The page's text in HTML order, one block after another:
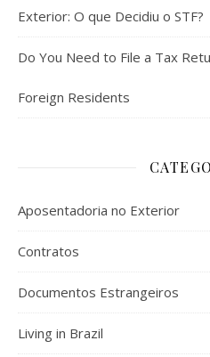
Exterior: O que Decidiu o STF?
Do You Need to File a Tax
Foreign Residents
Aposentadoria no Exterior
Contratos
Documentos Estrangeiros
Living in Brazil